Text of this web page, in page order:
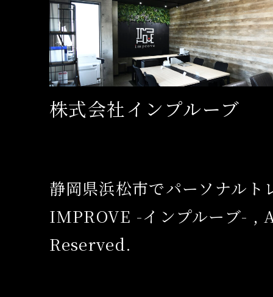
株式会社インプルーブ
静岡県浜松市でパーソナルト
IMPROVE -インプルーブ-
Reserved.